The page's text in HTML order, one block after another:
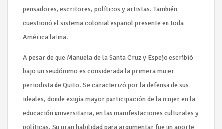
pensadores, escritores, políticos y artistas. También
cuestionó el sistema colonial español presente en toda
América latina.
A pesar de que Manuela de la Santa Cruz y Espejo escribió
bajo un seudónimo es considerada la primera mujer
periodista de Quito. Se caracterizó por la defensa de sus
ideales, donde exigía mayor participación de la mujer en la
educación universitaria, en las manifestaciones culturales y
políticas. Su gran habilidad para argumentar fue un aporte